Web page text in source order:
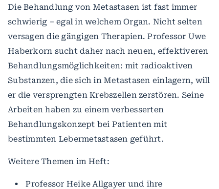
Die Behandlung von Metastasen ist fast immer
schwierig – egal in welchem Organ. Nicht selten
versagen die gängigen Therapien. Professor Uwe
Haberkorn sucht daher nach neuen, effektiveren
Behandlungsmöglichkeiten: mit radioaktiven
Substanzen, die sich in Metastasen einlagern, will
er die versprengten Krebszellen zerstören. Seine
Arbeiten haben zu einem verbesserten
Behandlungskonzept bei Patienten mit
bestimmten Lebermetastasen geführt.
Weitere Themen im Heft:
Professor Heike Allgayer und ihre